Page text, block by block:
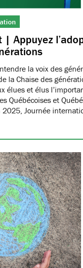
| Appuyez
la voix des
la Chaise des
élues et élus
Québécoises et
2025, Journée